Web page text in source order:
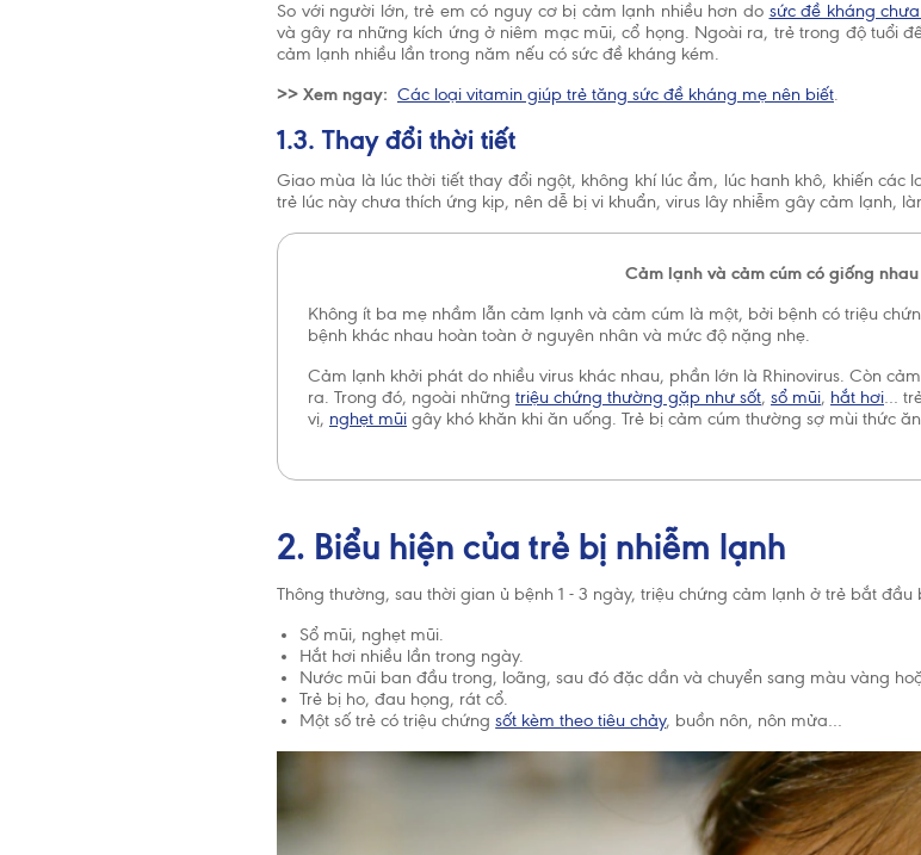
So với người lớn, trẻ em có nguy cơ bị cảm lạnh nhiều hơn do sức đề kháng
và gây ra những kích ứng ở niêm mạc mũi, cổ họng. Ngoài ra, trẻ trong độ tuổi
cảm lạnh nhiều lần trong năm nếu có sức đề kháng kém.
>> Xem ngay: Các loại vitamin giúp trẻ tăng sức đề kháng mẹ nên biết.
1.3. Thay đổi thời tiết
Giao mùa là lúc thời tiết thay đổi ngột, không khí lúc ẩm, lúc hanh khô, khiến
trẻ lúc này chưa thích ứng kịp, nên dễ bị vi khuẩn, virus lây nhiễm gây cảm lạnh,
Cảm lạnh và cảm cúm có giống nhau
Không ít ba mẹ nhầm lẫn cảm lạnh và cảm cúm là một, bởi bệnh có triệu
bệnh khác nhau hoàn toàn ở nguyên nhân và mức độ nặng nhẹ.
Cảm lạnh khởi phát do nhiều virus khác nhau, phần lớn là Rhinovirus. Còn
ra. Trong đó, ngoài những triệu chứng thường gặp như sốt, sổ mũi, hắt hơi…
vị, nghẹt mũi gây khó khăn khi ăn uống. Trẻ bị cảm cúm thường sợ mùi thức
2. Biểu hiện của trẻ bị nhiễm lạnh
Thông thường, sau thời gian ủ bệnh 1 - 3 ngày, triệu chứng cảm lạnh ở trẻ bắt
Sổ mũi, nghẹt mũi.
Hắt hơi nhiều lần trong ngày.
Nước mũi ban đầu trong, loãng, sau đó đặc dần và chuyển sang màu vàng
Trẻ bị ho, đau họng, rát cổ.
Một số trẻ có triệu chứngsốt kèm theo tiêu chảy, buồn nôn, nôn mửa…
Tổ chức Y Tế Thế Giới (WHO) khuyến cáo nên nuôi con
2 tuổi. Cho trẻ bú bình hoặc dùng thức ăn, thức uống khác
cần thiết và sẽ có ảnh hưởng không tốt đến việc nuôi con